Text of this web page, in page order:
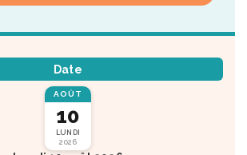
Date
AOÛT
10
LUNDI
2026